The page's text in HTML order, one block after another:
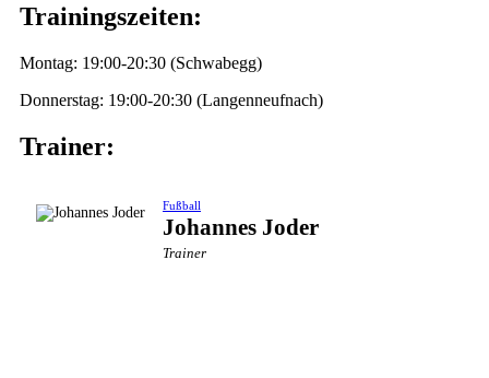
Trainingszeiten:
Montag: 19:00-20:30 (Schwabegg)
Donnerstag: 19:00-20:30 (Langenneufnach)
Trainer:
Fußball
Johannes Joder
Trainer